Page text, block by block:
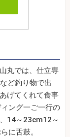
丸では、仕立専
ど釣り物で出
げてくれて食事
ング一ご一行の
14～23cm12～
に舌鼓。